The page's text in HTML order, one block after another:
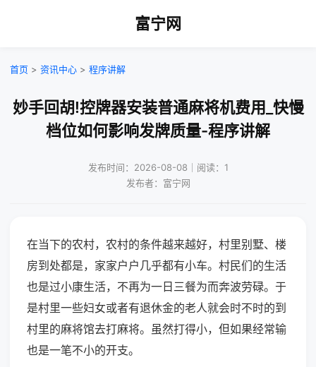
富宁网
首页 > 资讯中心 > 程序讲解
妙手回胡!控牌器安装普通麻将机费用_快慢
档位如何影响发牌质量-程序讲解
发布时间：2026-08-08｜阅读：1
发布者：富宁网
在当下的农村，农村的条件越来越好，村里别墅、楼
房到处都是，家家户户几乎都有小车。村民们的生活
也是过小康生活，不再为一日三餐为而奔波劳碌。于
是村里一些妇女或者有退休金的老人就会时不时的到
村里的麻将馆去打麻将。虽然打得小，但如果经常输
也是一笔不小的开支。